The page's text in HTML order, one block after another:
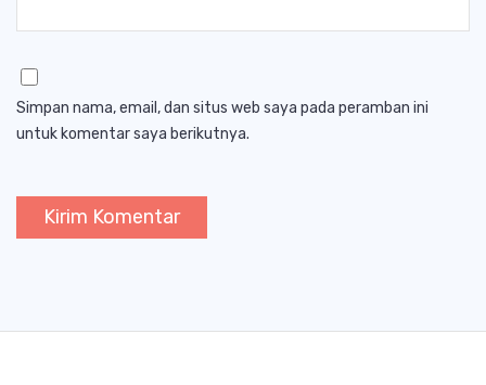
Simpan nama, email, dan situs web saya pada peramban ini
untuk komentar saya berikutnya.